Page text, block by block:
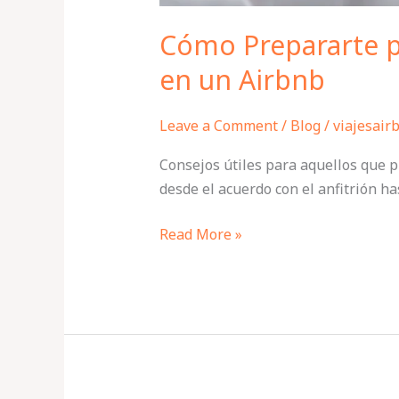
Cómo Prepararte
en un Airbnb
Leave a Comment/ Blog/
Consejos útiles para aquellos que
desde el acuerdo con el anfitrión
Read More »